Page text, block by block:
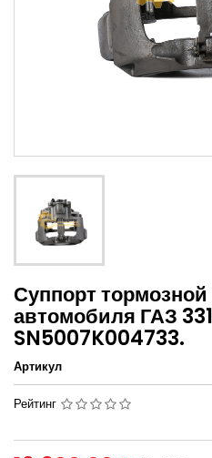
Суппорт
автомобиля ГАЗ
SN5007K004733.
Артикул
Рейтинг